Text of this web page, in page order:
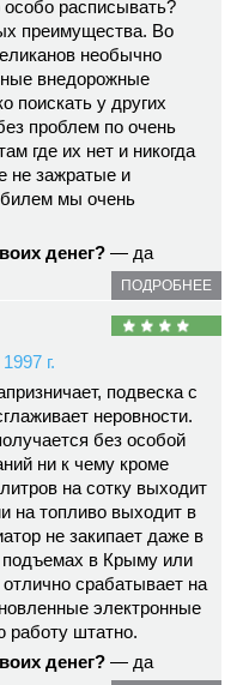
особо расписывать?
преимущества. Во
необычно
внедорожные
поискать у других
проблем по очень
где их нет и никогда
не зажратые и
мы очень
денег? — да
ПОДРОБНЕЕ
г.
подвеска с
неровности.
без особой
ни к чему кроме
на сотку выходит
на топливо выходит в
не закипает даже в
в Крыму или
отлично срабатывает на
электронные
работу штатно.
денег? — да